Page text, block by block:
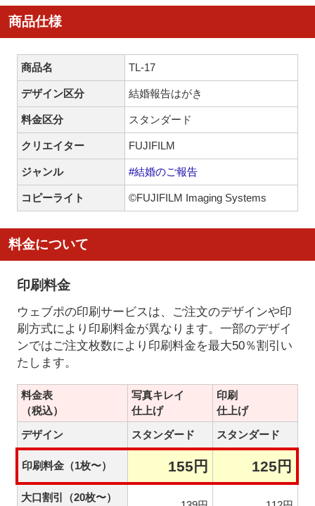
商品仕様
商品名 TL-17
デザイン区分 結婚報告はがき
料金区分 スタンダード
クリエイター FUJIFILM
ジャンル #結婚のご報告
コピーライト ©FUJIFILM Imaging Systems
料金について
印刷料金
ウェブポの印刷サービスは、ご注文のデザインや印
刷方式により印刷料金が異なります。一部のデザイ
ンではご注文枚数により印刷料金を最大50％割引い
たします。
料金表
（税込）
写真キレイ
仕上げ
印刷
仕上げ
デザイン
スタンダード スタンダード
印刷料金（1枚〜） 155円 125円
大口割引（20枚〜）